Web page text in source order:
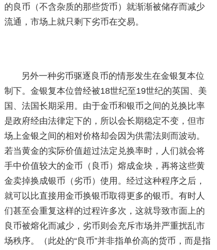
的良币（不含杂质的那些货币）就渐渐被储存而减少
流通，市场上就只剩下劣币在交易。
另外一种劣币驱逐良币的情形发生在金银复本位
制下。金银复本位曾经被18世纪至19世纪的英国、美
国、法国长期采用。由于金币和银币之间的兑换比率
是政府经由法律定下的，所以会长期稳定不变，但市
场上金银之间的相对价格却会因为供需法则而波动。
若当黄金的实际价值超过法定兑换率时，人们就会将
手中价值较大的金币（良币）熔成金块，再将这些黄
金卖掉换成银币（劣币）使用。经过这种程序之后，
就可以比直接用金币换银币取得更多的银币。有时人
们甚至会重复这样的过程许多次，这就导致市面上的
良币被熔化而减少，劣币则会充斥市场并严重扰乱市
场秩序。（此处的“良币”并非指单价高的货币，而是指